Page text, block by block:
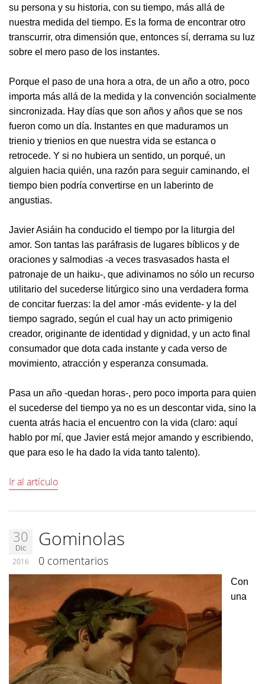
su persona y su historia, con su tiempo, más allá de
nuestra medida del tiempo. Es la forma de encontrar otro
transcurrir, otra dimensión que, entonces sí, derrama su luz
sobre el mero paso de los instantes.
Porque el paso de una hora a otra, de un año a otro, poco
importa más allá de la medida y la convención socialmente
sincronizada. Hay días que son años y años que se nos
fueron como un día. Instantes en que maduramos un
trienio y trienios en que nuestra vida se estanca o
retrocede. Y si no hubiera un sentido, un porqué, un
alguien hacia quién, una razón para seguir caminando, el
tiempo bien podría convertirse en un laberinto de
angustias.
Javier Asiáin ha conducido el tiempo por la liturgia del
amor. Son tantas las paráfrasis de lugares bíblicos y de
oraciones y salmodias -a veces trasvasados hasta el
patronaje de un haiku-, que adivinamos no sólo un recurso
utilitario del sucederse litúrgico sino una verdadera forma
de concitar fuerzas: la del amor -más evidente- y la del
tiempo sagrado, según el cual hay un acto primigenio
creador, originante de identidad y dignidad, y un acto final
consumador que dota cada instante y cada verso de
movimiento, atracción y esperanza consumada.
Pasa un año -quedan horas-, pero poco importa para quien
el sucederse del tiempo ya no es un descontar vida, sino la
cuenta atrás hacia el encuentro con la vida (claro: aquí
hablo por mí, que Javier está mejor amando y escribiendo,
que para eso le ha dado la vida tanto talento).
Ir al artículo
30
Dic
2016
Gominolas
0 comentarios
Con
una